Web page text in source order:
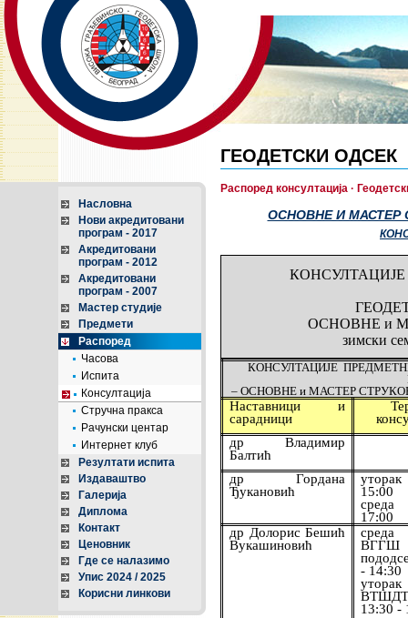
ГЕОДЕТСКИ ОДСЕК
Насловна
Нови акредитовани
програм - 2017
Акредитовани
програм - 2012
Акредитовани
програм - 2007
Мастер студије
Предмети
Распоред
Часова
Испита
Консултација
Стручна пракса
Рачунски центар
Интернет клуб
Резултати испита
Издаваштво
Галерија
Диплома
Контакт
Ценовник
Где се налазимо
Упис 2024 / 2025
Корисни линкови
Распоред консултација ·
ОСНОВНЕ И МАСТЕР
ОСНОВНЕ и
зимски
КОНСУЛТАЦИЈЕ
– ОСНОВНЕ и МАСТЕР
Наставници и
сарадници
др Владимир
Балтић
др Гордана
Ђукановић
15:00
17:00
др Долорис Бешић
Вукашиновић
ВГГШ
-
13:30 -